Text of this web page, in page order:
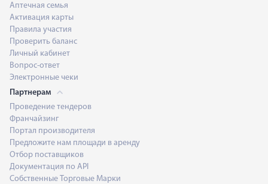
Аптечная семья
Активация карты
Правила участия
Проверить баланс
Личный кабинет
Вопрос-ответ
Электронные чеки
Партнерам
Проведение тендеров
Франчайзинг
Портал производителя
Предложите нам площади в аренду
Отбор поставщиков
Документация по API
Собственные Торговые Марки